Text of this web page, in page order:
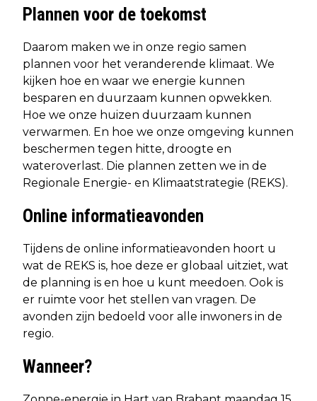
Plannen voor de toekomst
Daarom maken we in onze regio samen
plannen voor het veranderende klimaat. We
kijken hoe en waar we energie kunnen
besparen en duurzaam kunnen opwekken.
Hoe we onze huizen duurzaam kunnen
verwarmen. En hoe we onze omgeving kunnen
beschermen tegen hitte, droogte en
wateroverlast. Die plannen zetten we in de
Regionale Energie- en Klimaatstrategie (REKS).
Online informatieavonden
Tijdens de online informatieavonden hoort u
wat de REKS is, hoe deze er globaal uitziet, wat
de planning is en hoe u kunt meedoen. Ook is
er ruimte voor het stellen van vragen. De
avonden zijn bedoeld voor alle inwoners in de
regio.
Wanneer?